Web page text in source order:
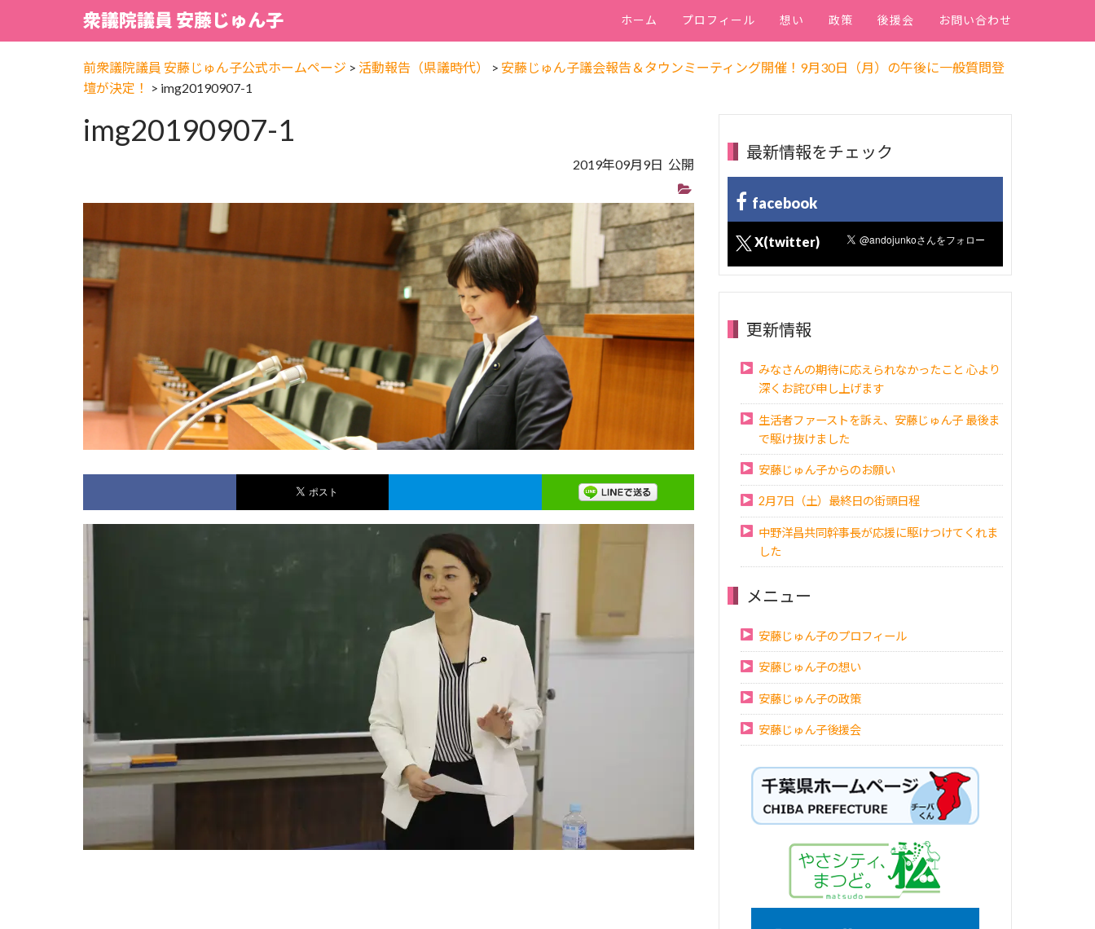
衆議院議員 安藤じゅん子 ホーム プロフィール 想い 政策 後援会 お問い合わせ
前衆議院議員 安藤じゅん子公式ホームページ > 活動報告（県議時代） > 安藤じゅん子議会報告＆タウンミーティング開催！9月30日（月）の午後に一般質問登
壇が決定！
> img20190907-1
img20190907-1
2019年09月9日 公開
最新情報をチェック
facebook
X(twitter)
更新情報
みなさんの期待に応えられなかったこと 心より
深くお詫び申し上げます
生活者ファーストを訴え、安藤じゅん子 最後ま
で駆け抜けました
安藤じゅん子からのお願い
2月7日（土）最終日の街頭日程
中野洋昌共同幹事長が応援に駆けつけてくれま
した
メニュー
安藤じゅん子のプロフィール
安藤じゅん子の想い
安藤じゅん子の政策
安藤じゅん子後援会